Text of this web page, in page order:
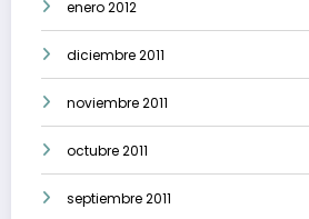
enero 2012
diciembre 2011
noviembre 2011
octubre 2011
septiembre 2011